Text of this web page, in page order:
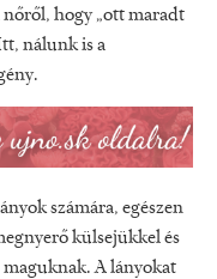
hogy „ott maradt
nálunk is a
számára, egészen
külsejükkel és
A lányokat